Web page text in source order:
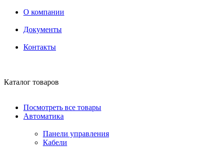
О компании
Документы
Контакты
Каталог товаров
Посмотреть все товары
Автоматика
Панели управления
Кабели